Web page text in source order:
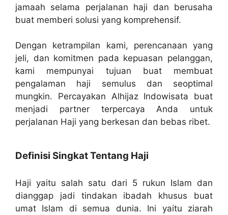
jamaah selama perjalanan haji dan berusaha
buat memberi solusi yang komprehensif.
Dengan ketrampilan kami, perencanaan yang
jeli, dan komitmen pada kepuasan pelanggan,
kami mempunyai tujuan buat membuat
pengalaman haji semulus dan seoptimal
mungkin. Percayakan Alhijaz Indowisata buat
menjadi partner terpercaya Anda untuk
perjalanan Haji yang berkesan dan bebas ribet.
Definisi Singkat Tentang Haji
Haji yaitu salah satu dari 5 rukun Islam dan
dianggap jadi tindakan ibadah khusus buat
umat Islam di semua dunia. Ini yaitu ziarah